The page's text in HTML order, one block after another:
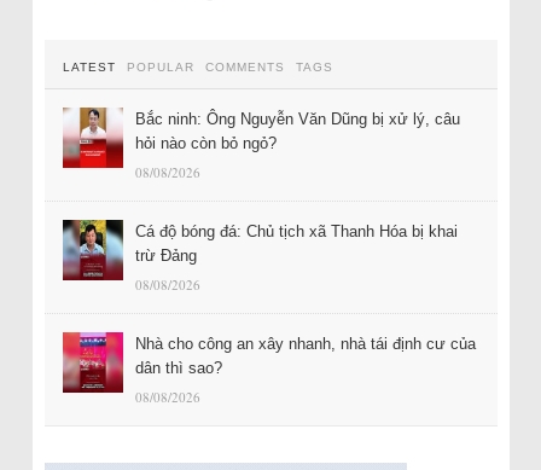
LATEST POPULAR COMMENTS TAGS
Bắc ninh: Ông Nguyễn Văn Dũng bị xử lý, câu
hỏi nào còn bỏ ngỏ?
08/08/2026
Cá độ bóng đá: Chủ tịch xã Thanh Hóa bị khai
trừ Đảng
08/08/2026
Nhà cho công an xây nhanh, nhà tái định cư của
dân thì sao?
08/08/2026